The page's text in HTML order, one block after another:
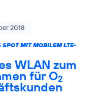
2018
MIT MOBILEM LTE-
WLAN zum
für O2